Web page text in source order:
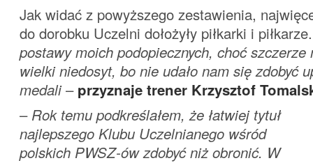
Jak widać z powyższego zestawienia,
do dorobku Uczelni dołożyły piłkarki i
postawy moich podopiecznych, choć
wielki niedosyt, bo nie udało nam się zdobyć
medali– przyznaje trener Krzysztof
– Rok temu podkreślałem, że łatwiej tytuł
najlepszego Klubu Uczelnianego wśród
polskich PWSZ-ów zdobyć niż obronić. W